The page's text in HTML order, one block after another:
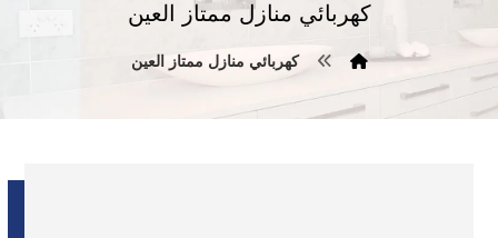
كهربائي منازل ممتاز العين
كهربائي منازل ممتاز العين